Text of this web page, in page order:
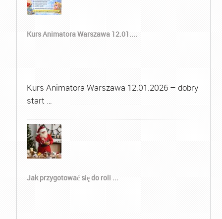
Kurs Animatora Warszawa 12.01....
Kurs Animatora Warszawa 12.01.2026 – dobry
start …
Jak przygotować się do roli ...